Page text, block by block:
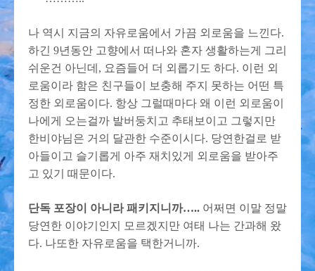
나 역시 지금의 자유로움에서 가끔 외로움을 느낀다.
하긴 9년동안 고향에서 떠나와 혼자 생활하는게 그리
쉬운건 아닌데, 요즘들어 더 외롭기도 하다. 이런 외
로움이라 함은 친구들이 보충해 주지 못하는 어떤 특
정한 외로움이다. 항상 그럴때마다 왜 이런 외로움이
나에게 오는걸까 발버둥치고 추태보이고 그렇지만
한비야님은 거의 달관한 수준이시다. 당연한걸로 받
아들이고 슬기롭게 아주 재치있게 외로움을 받아주
고 있기 때문이다.
단독 포장이 아니라 패키지니까….. 어쩌면 이말 정말
당연한 이야기인지 모르겠지만 여태 나는 간과해 왔
다. 나또한 자유로움을 택한거니까.